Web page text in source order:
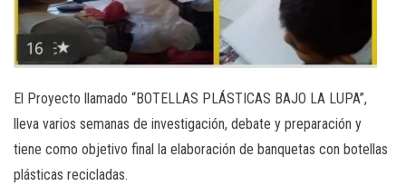
El Proyecto llamado “BOTELLAS PLÁSTICAS BAJO LA LUPA”,
lleva varios semanas de investigación, debate y preparación y
tiene como objetivo final la elaboración de banquetas con botellas
plásticas recicladas.